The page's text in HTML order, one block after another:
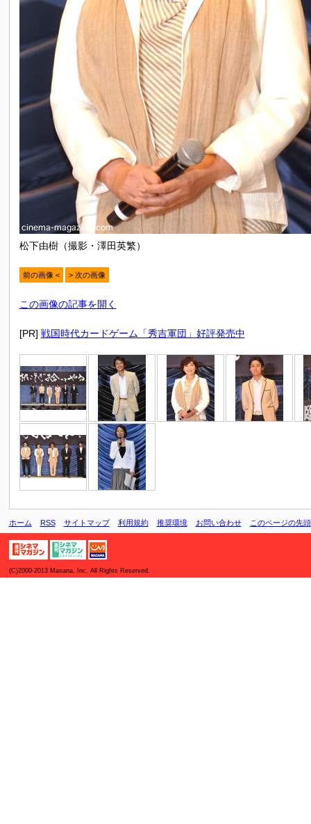
松下由樹（撮影・澤田英繁）
前の画像 < > 次の画像
この画像の記事を開く
[PR] 戦国時代カードゲーム「秀吉軍団」好評発売中
ホーム RSS サイトマップ 利用規約 推奨環境 お問い合わせ このページの先頭
(C)2000-2013 Masana, Inc. All Rights Reserved.